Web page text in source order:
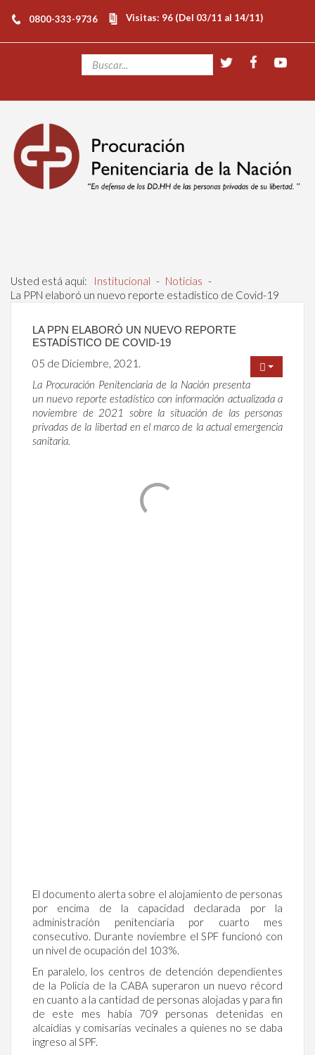
0800-333-9736 Visitas: 96 (Del 03/11 al 14/11)
Usted está aquí: Institucional - Noticias -
La PPN elaboró un nuevo reporte estadístico de Covid-19
LA PPN ELABORÓ UN NUEVO REPORTE
ESTADÍSTICO DE COVID-19
05 de Diciembre, 2021.
La Procuración Penitenciaria de la Nación presenta
un nuevo reporte estadístico con información actualizada a
noviembre de 2021 sobre la situación de las personas
privadas de la libertad en el marco de la actual emergencia
sanitaria.
El documento alerta sobre el alojamiento de personas
por encima de la capacidad declarada por la
administración penitenciaria por cuarto mes
consecutivo. Durante noviembre el SPF funcionó con
un nivel de ocupación del 103%.
En paralelo, los centros de detención dependientes
de la Policía de la CABA superaron un nuevo récord
en cuanto a la cantidad de personas alojadas y para fin
de este mes había 709 personas detenidas en
alcaidías y comisarías vecinales a quienes no se daba
ingreso al SPF.